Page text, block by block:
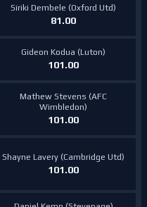
Siriki Dembele (Oxford Utd)
81.00
Gideon Kodua (Luton)
101.00
Mathew Stevens (AFC
Wimbledon)
101.00
Shayne Lavery (Cambridge Utd)
101.00